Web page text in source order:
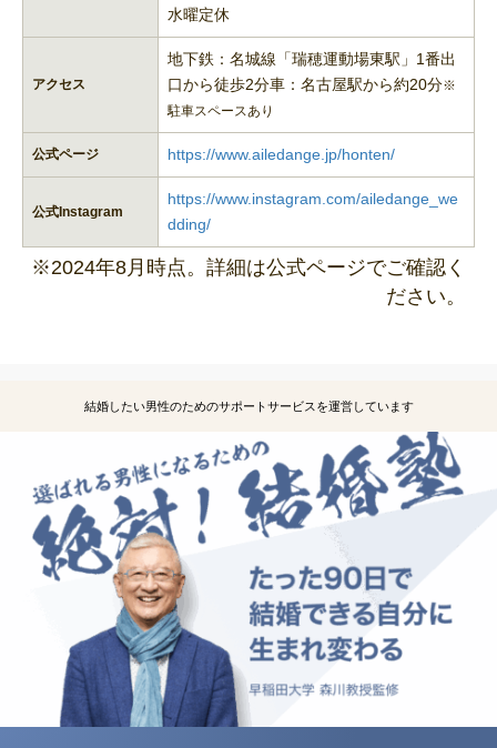
水曜定休
アクセス
地下鉄：名城線「瑞穂運動場東駅」1番出
口から徒歩2分車：名古屋駅から約20分※
駐車スペースあり
公式ページ https://www.ailedange.jp/honten/
公式Instagram
https://www.instagram.com/ailedange_we
dding/
※2024年8月時点。詳細は公式ページでご確認く
ださい。
結婚したい男性のためのサポートサービスを運営しています